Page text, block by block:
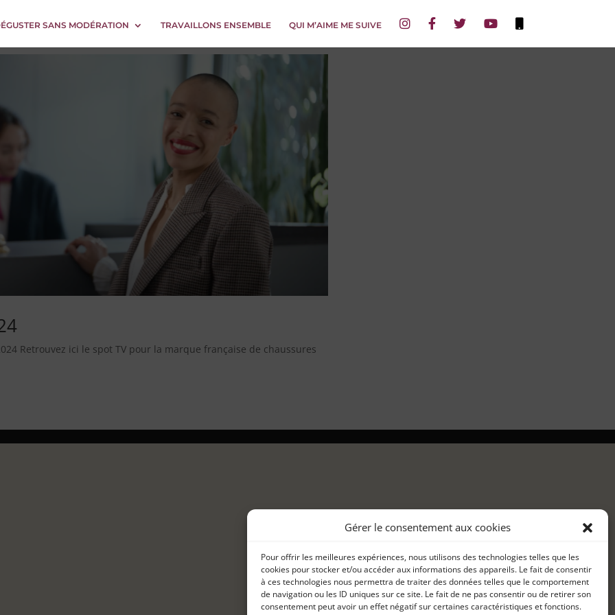
Gérer le consentement aux cookies
Pour offrir les meilleures expériences, nous utilisons des technologies telles que les
cookies pour stocker et/ou accéder aux informations des appareils. Le fait de consentir
à ces technologies nous permettra de traiter des données telles que le comportement
de navigation ou les ID uniques sur ce site. Le fait de ne pas consentir ou de retirer son
consentement peut avoir un effet négatif sur certaines caractéristiques et fonctions.
SANS MODÉRATION TRAVAILLONS ENSEMBLE QUI M’AIME ME SUIVE
Retrouvez ici le spot TV pour la marque française de chaussures